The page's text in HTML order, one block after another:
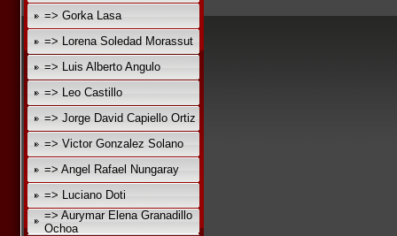
=> Gorka Lasa
=> Lorena Soledad Morassut
=> Luis Alberto Angulo
=> Leo Castillo
=> Jorge David Capiello Ortiz
=> Victor Gonzalez Solano
=> Angel Rafael Nungaray
=> Luciano Doti
=> Aurymar Elena Granadillo
Ochoa